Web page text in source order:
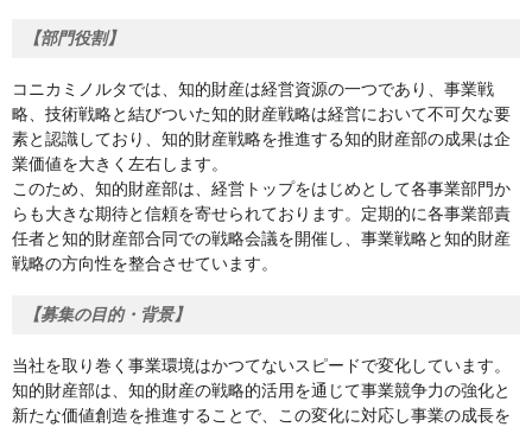
【部門役割】
コニカミノルタでは、知的財産は経営資源の一つであり、事業戦
略、技術戦略と結びついた知的財産戦略は経営において不可欠な要
素と認識しており、知的財産戦略を推進する知的財産部の成果は企
業価値を大きく左右します。
このため、知的財産部は、経営トップをはじめとして各事業部門か
らも大きな期待と信頼を寄せられております。定期的に各事業部責
任者と知的財産部合同での戦略会議を開催し、事業戦略と知的財産
戦略の方向性を整合させています。
【募集の目的・背景】
当社を取り巻く事業環境はかつてないスピードで変化しています。
知的財産部は、知的財産の戦略的活用を通じて事業競争力の強化と
新たな価値創造を推進することで、この変化に対応し事業の成長を